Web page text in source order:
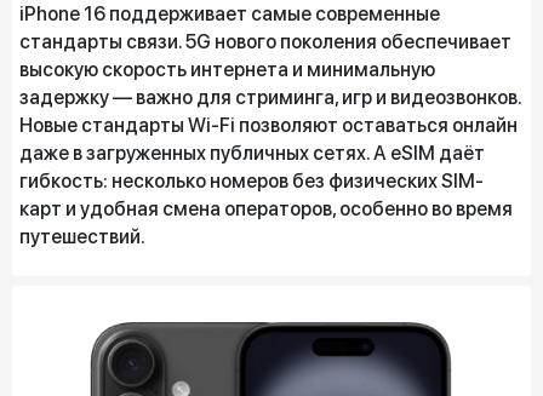
iPhone 16 поддерживает самые современные
стандарты связи. 5G нового поколения обеспечивает
высокую скорость интернета и минимальную
задержку — важно для стриминга, игр и видеозвонков.
Новые стандарты Wi-Fi позволяют оставаться онлайн
даже в загруженных публичных сетях. А eSIM даёт
гибкость: несколько номеров без физических SIM-
карт и удобная смена операторов, особенно во время
путешествий.